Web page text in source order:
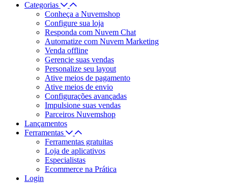
Categorias
Conheça a Nuvemshop
Configure sua loja
Responda com Nuvem Chat
Automatize com Nuvem Marketing
Venda offline
Gerencie suas vendas
Personalize seu layout
Ative meios de pagamento
Ative meios de envio
Configurações avançadas
Impulsione suas vendas
Parceiros Nuvemshop
Lançamentos
Ferramentas
Ferramentas gratuitas
Loja de aplicativos
Especialistas
Ecommerce na Prática
Login